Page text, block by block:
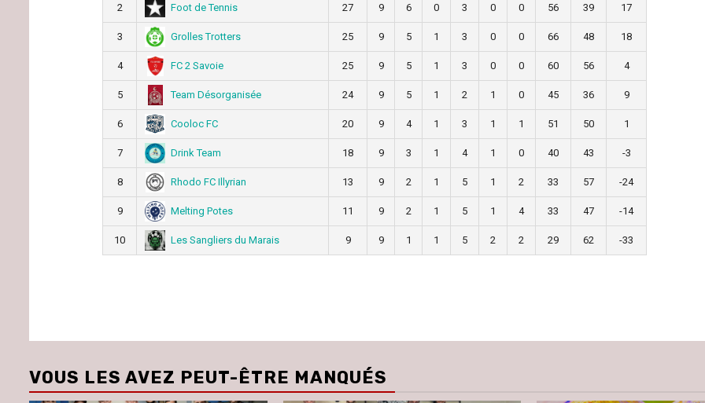
2 Foot de Tennis 27 9 6 0 3 0 0 56 39 17
3 Grolles Trotters 25 9 5 1 3 0 0 66 48 18
4 FC 2 Savoie 25 9 5 1 3 0 0 60 56 4
5 Team Désorganisée 24 9 5 1 2 1 0 45 36 9
6 Cooloc FC 20 9 4 1 3 1 1 51 50 1
7 Drink Team 18 9 3 1 4 1 0 40 43 -3
8 Rhodo FC Illyrian 13 9 2 1 5 1 2 33 57 -24
9 Melting Potes 11 9 2 1 5 1 4 33 47 -14
10 Les Sangliers du Marais 9 9 1 1 5 2 2 29 62 -33
VOUS LES AVEZ PEUT-ÊTRE MANQUÉS